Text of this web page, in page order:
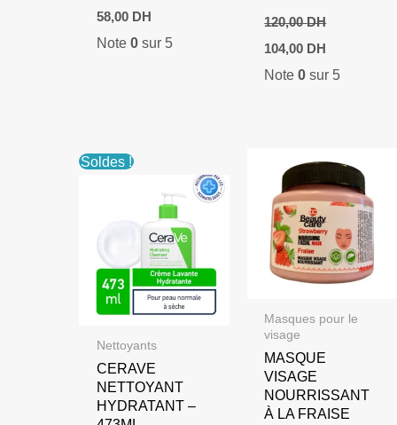
58,00 DH
Note 0sur 5
120,00DH
Le
prix
initial
104,00 DH
actuel
Note0 sur 5
Soldes !
Nettoyants
CERAVE
NETTOYANT
HYDRATANT –
Masques pour le
visage
MASQUE
VISAGE
NOURRISSANT
À LA FRAISE